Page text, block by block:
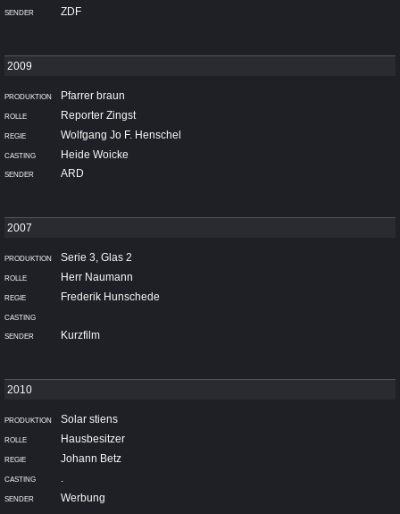
ZDF
Pfarrer braun
Reporter Zingst
Wolfgang Jo F. Henschel
Heide Woicke
ARD
Serie 3, Glas 2
Herr Naumann
Frederik Hunschede
Kurzfilm
Solar stiens
Hausbesitzer
Johann Betz
Werbung